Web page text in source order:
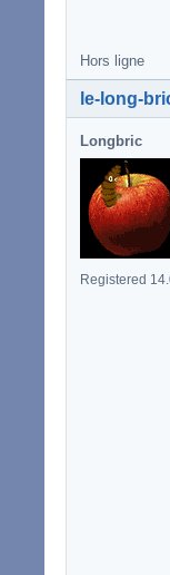
Hors ligne
le-long-
Longbric
Registered